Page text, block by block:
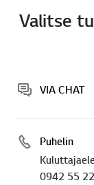
Valitse
VIA CHAT
Puhelin
0942 55